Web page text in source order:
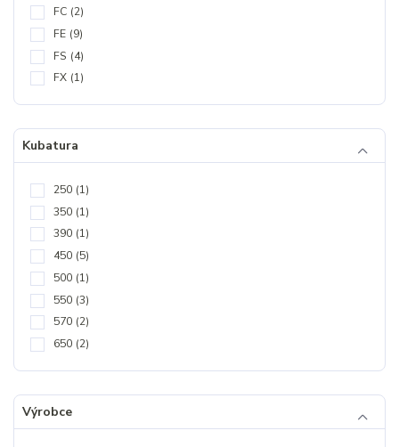
FC (2)
FE (9)
FS (4)
FX (1)
Kubatura
250 (1)
350 (1)
390 (1)
450 (5)
500 (1)
550 (3)
570 (2)
650 (2)
Výrobce